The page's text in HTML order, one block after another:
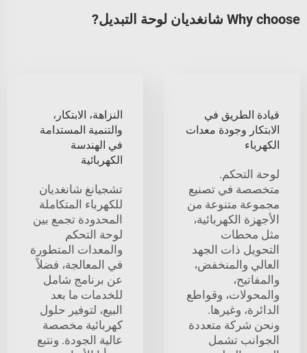
Why choose شانغديان لوحة التبديل?
قيادة الطريق في
الابتكار وجودة معدات
الكهرباء
لوحة التحكم.
متخصصة في تصنيع
مجموعة متنوعة من
الأجهزة الكهربائية،
مثل محطات
التحويل ذات الجهد
العالي والمنخفض،
والمفاتيح،
والمحولات، وقواطع
الدائرة، وغيرها.
ونحن شركة متعددة
الجوانب تشمل
النزاهة، الابتكار،
والتنمية المستدامة
في الهندسة
الكهربائية
تشجيانغ شانغديان
للكهرباء المتكاملة
المحدودة تجمع بين
لوحة التحكم
والمعدات المتطورة
في المعالجة، فضلاً
عن برنامج شامل
للخدمات ما بعد
البيع، لتوفير حلول
كهربائية مخصصة
عالية الجودة. ونتبع